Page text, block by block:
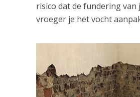
risico dat de fundering
vroeger je het vocht